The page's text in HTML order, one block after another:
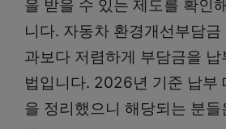
을 받을 수 있는 제도를 확인
니다. 자동차 환경개선부담
과보다 저렴하게 부담금을
법입니다. 2026년 기준 납부
을 정리했으니 해당되는 분들